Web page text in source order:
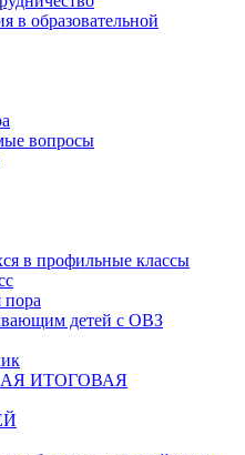
в образовательной
вопросы
в профильные классы
пора
детей с ОВЗ
ИТОГОВАЯ